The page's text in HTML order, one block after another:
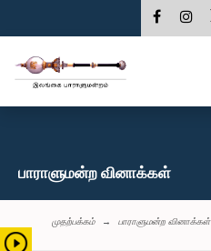
பாராளுமன்ற வினாக்கள்
முதற்பக்கம் பாராளுமன்ற வினாக்கள்